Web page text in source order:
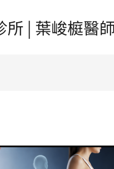
| 葉峻榳醫